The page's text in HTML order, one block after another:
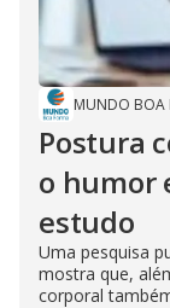
MUNDO BOA
Postura
o humor
estudo
Uma pesquisa
mostra que,
corporal